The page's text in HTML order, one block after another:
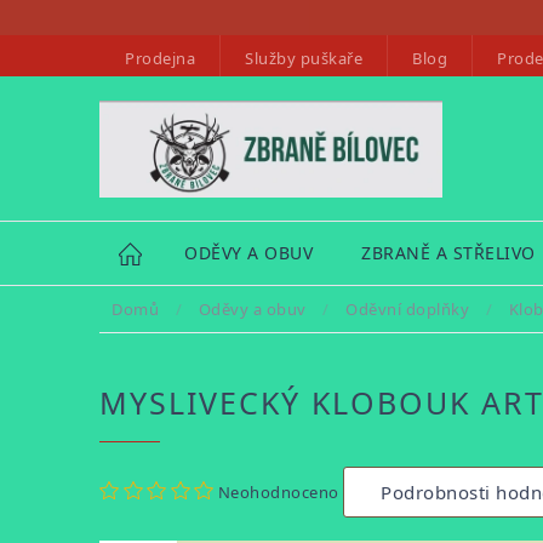
Prodejna Služby puškaře Blog
HOME ODĚVY A OBUV ZBRANĚ A STŘELIVO
Domů / Oděvy a obuv / Oděvní doplňky /
MYSLIVECKÝ KLOBOUK
hodnocení
Neohodnoceno Podrobnosti